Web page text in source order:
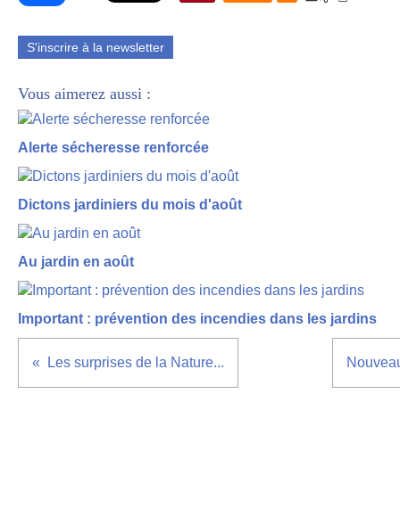
S'inscrire à la newsletter
Vous aimerez aussi :
Alerte sécheresse renforcée
Dictons jardiniers du mois d'août
Au jardin en août
Important : prévention des incendies dans les jardins
Les surprises de la Nature...